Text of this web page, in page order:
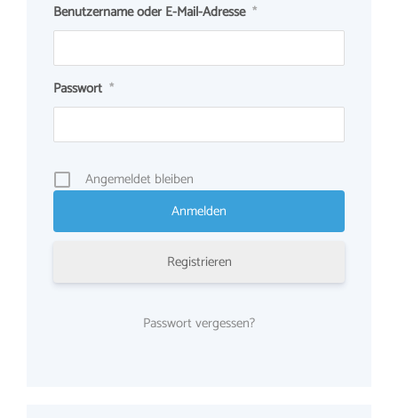
Benutzername oder E-Mail-Adresse *
Passwort *
Angemeldet bleiben
Registrieren
Passwort vergessen?